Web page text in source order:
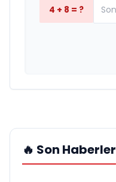
4 + 8 = ?
🔥 Son Haberler